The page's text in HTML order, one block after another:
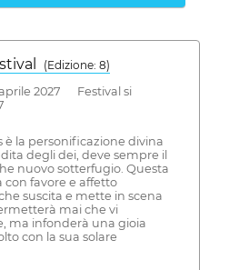
( Edizione: 8)
aprile 2027 Festival si
è la personificazione divina
degli dei, deve sempre il
nuovo sotterfugio. Questa
favore e affetto
suscita e mette in scena
mai che vi
ma infonderà una gioia
con la sua solare